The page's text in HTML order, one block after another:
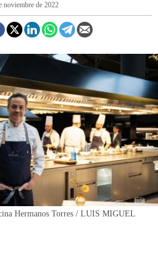
REGISTRO
SESIÓN
noviembre de 2022
Hermanos Torres / LUIS MIGUEL